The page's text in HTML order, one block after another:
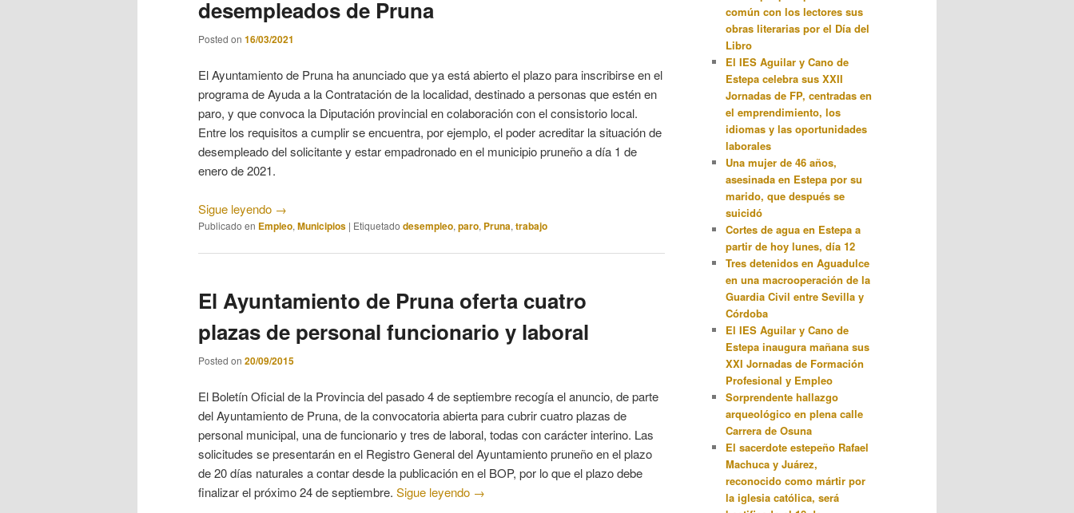
desempleados de Pruna
Posted on 16/03/2021
El Ayuntamiento de Pruna ha anunciado que ya está abierto el plazo para inscribirse en el
programa de Ayuda a la Contratación de la localidad, destinado a personas que estén en
paro, y que convoca la Diputación provincial en colaboración con el consistorio local.
Entre los requisitos a cumplir se encuentra, por ejemplo, el poder acreditar la situación de
desempleado del solicitante y estar empadronado en el municipio pruneño a día 1 de
enero de 2021.
Sigue leyendo →
Publicado en Empleo, Municipios | Etiquetado desempleo, paro, Pruna, trabajo
El Ayuntamiento de Pruna oferta cuatro
plazas de personal funcionario y laboral
Posted on 20/09/2015
El Boletín Oficial de la Provincia del pasado 4 de septiembre recogía el anuncio, de parte
del Ayuntamiento de Pruna, de la convocatoria abierta para cubrir cuatro plazas de
personal municipal, una de funcionario y tres de laboral, todas con carácter interino. Las
solicitudes se presentarán en el Registro General del Ayuntamiento pruneño en el plazo
de 20 días naturales a contar desde la publicación en el BOP, por lo que el plazo debe
finalizar el próximo 24 de septiembre. Sigue leyendo →
común con los lectores sus
obras literarias por el Día del
Libro
El IES Aguilar y Cano de
Estepa celebra sus XXII
Jornadas de FP, centradas en
el emprendimiento, los
idiomas y las oportunidades
laborales
Una mujer de 46 años,
asesinada en Estepa por su
marido, que después se
suicidó
Cortes de agua en Estepa a
partir de hoy lunes, día 12
Tres detenidos en Aguadulce
en una macrooperación de la
Guardia Civil entre Sevilla y
Córdoba
El IES Aguilar y Cano de
Estepa inaugura mañana sus
XXI Jornadas de Formación
Profesional y Empleo
Sorprendente hallazgo
arqueológico en plena calle
Carrera de Osuna
El sacerdote estepeño Rafael
Machuca y Juárez,
reconocido como mártir por
la iglesia católica, será